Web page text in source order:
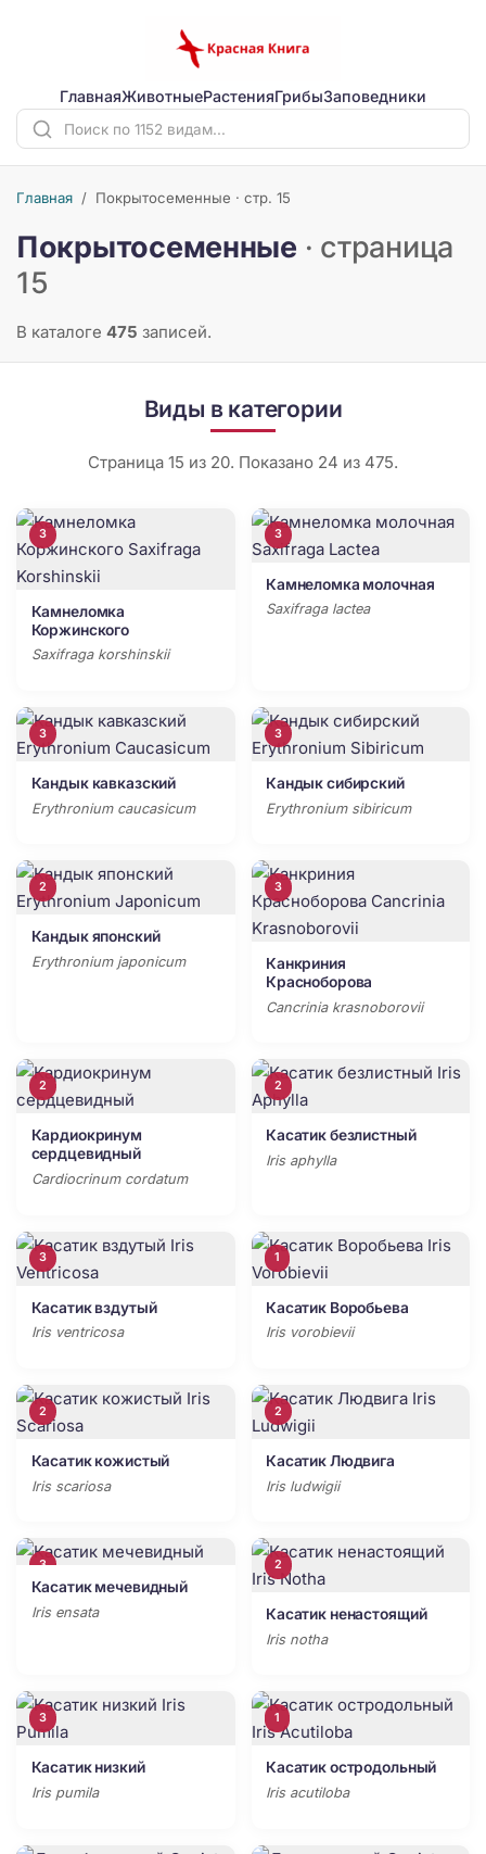
ГлавнаяЖивотныеРастенияГрибыЗаповедники
Главная / Покрытосеменные · стр. 15
Покрытосеменные · страница
15
В каталоге 475 записей.
Виды в категории
Страница 15 из 20. Показано 24 из 475.
3
Камнеломка
Коржинского
Saxifraga korshinskii
3
Камнеломка молочная
Saxifraga lactea
3
Кандык кавказский
Erythronium caucasicum
3
Кандык сибирский
Erythronium sibiricum
2
Кандык японский
Erythronium japonicum
3
Канкриния
Красноборова
Cancrinia krasnoborovii
2
Кардиокринум
сердцевидный
Cardiocrinum cordatum
2
Касатик безлистный
Iris aphylla
3
Касатик вздутый
Iris ventricosa
1
Касатик Воробьева
Iris vorobievii
2
Касатик кожистый
Iris scariosa
2
Касатик Людвига
Iris ludwigii
3
Касатик мечевидный
Iris ensata
2
Касатик ненастоящий
Iris notha
3
Касатик низкий
Iris pumila
1
Касатик остродольный
Iris acutiloba